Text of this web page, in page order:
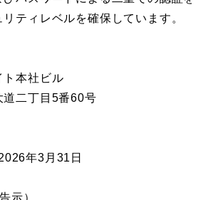
ティレベルを確保しています。
ト本社ビル
道二丁目5番60号
年3月31日
示）